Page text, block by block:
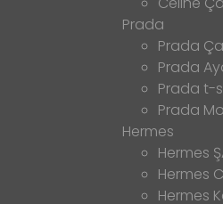
Prada
Prada
Prada
Prada t-
Prada
Hermes
Hermes
Hermes
Hermes